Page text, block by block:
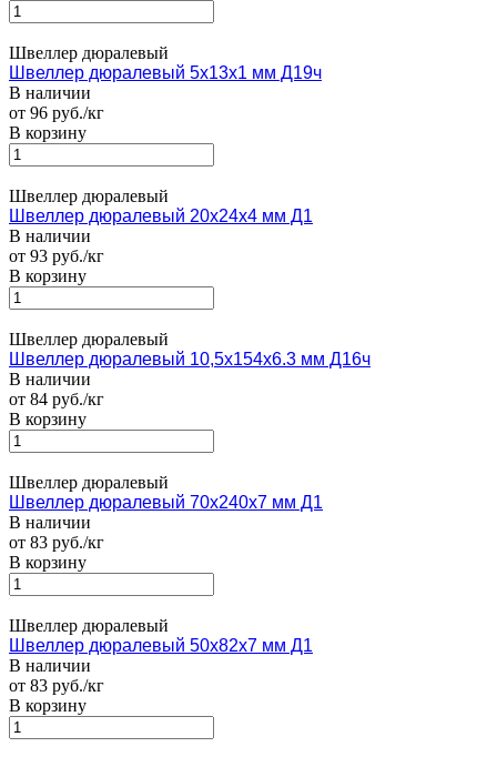
Швеллер дюралевый
Швеллер дюралевый 5х13х1 мм Д19ч
В наличии
от 96 руб./кг
В корзину
Швеллер дюралевый
Швеллер дюралевый 20х24х4 мм Д1
В наличии
от 93 руб./кг
В корзину
Швеллер дюралевый
Швеллер дюралевый 10,5х154х6.3 мм Д16ч
В наличии
от 84 руб./кг
В корзину
Швеллер дюралевый
Швеллер дюралевый 70х240х7 мм Д1
В наличии
от 83 руб./кг
В корзину
Швеллер дюралевый
Швеллер дюралевый 50х82х7 мм Д1
В наличии
от 83 руб./кг
В корзину